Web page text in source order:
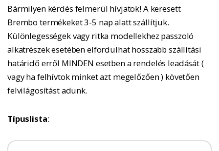
Bármilyen kérdés felmerül hívjatok! A keresett
Brembo termékeket 3-5 nap alatt szállítjuk.
Különlegességek vagy ritka modellekhez passzoló
alkatrészek esetében elfordulhat hosszabb szállítási
határidő erről MINDEN esetben a rendelés leadását (
vagy ha felhívtok minket azt megelőzően ) követően
felvilágosítást adunk.
Típuslista: